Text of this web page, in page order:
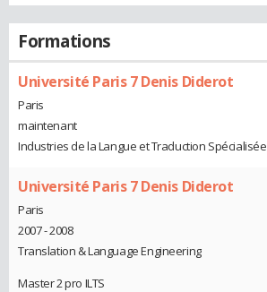
Formations
Université Paris 7 Denis Diderot
Paris
maintenant
Industries de la Langue et Traduction Spécialisée
Université Paris 7 Denis Diderot
Paris
2007 - 2008
Translation & Language Engineering
Master 2 pro ILTS